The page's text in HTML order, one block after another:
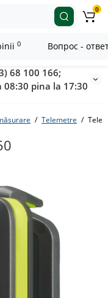
68 100 166;
08:30 pina la 17:30
0
Telemetre
0 Вопрос -